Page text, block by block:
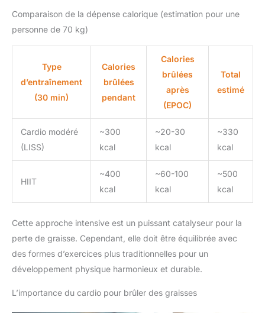
Comparaison de la dépense calorique (estimation pour une
personne de 70 kg)
Type
d’entraînement
(30 min)
Calories
brûlées
pendant
Calories
brûlées
après
(EPOC)
Total
estimé
Cardio modéré
(LISS)
~300
kcal
~20-30
kcal
~330
kcal
HIIT
~400
kcal
~60-100
kcal
~500
kcal
Cette approche intensive est un puissant catalyseur pour la
perte de graisse. Cependant, elle doit être équilibrée avec
des formes d’exercices plus traditionnelles pour un
développement physique harmonieux et durable.
L’importance du cardio pour brûler des graisses